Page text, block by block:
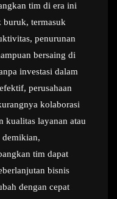
tim di era ini
buruk, termasuk
penurunan
bersaing di
investasi dalam
perusahaan
kolaborasi
kualitas layanan atau
demikian,
tim dapat
bisnis
dengan cepat